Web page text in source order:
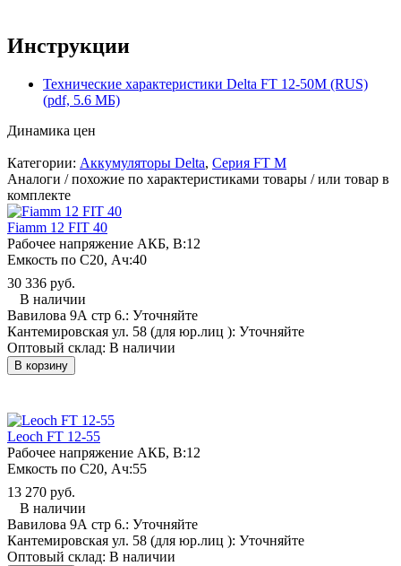
Инструкции
Технические характеристики Delta FT 12-50M (RUS)
(pdf, 5.6 МБ)
Динамика цен
Категории: Аккумуляторы Delta, Серия FT M
Аналоги / похожие по характеристиками товары / или товар в
комплекте
Fiamm 12 FIT 40
Рабочее напряжение АКБ, B:12
Емкость по С20, Ач:40
30 336 руб.
В наличии
Вавилова 9А стр 6.: Уточняйте
Кантемировская ул. 58 (для юр.лиц ): Уточняйте
Оптовый склад: В наличии
В корзину
Leoch FT 12-55
Рабочее напряжение АКБ, B:12
Емкость по С20, Ач:55
13 270 руб.
В наличии
Вавилова 9А стр 6.: Уточняйте
Кантемировская ул. 58 (для юр.лиц ): Уточняйте
Оптовый склад: В наличии